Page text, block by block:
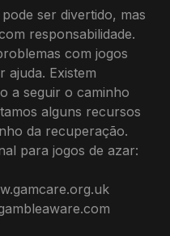
ser divertido, mas
responsabilidade.
com jogos
ajuda. Existem
a seguir o caminho
alguns recursos
da recuperação.
para jogos de azar: